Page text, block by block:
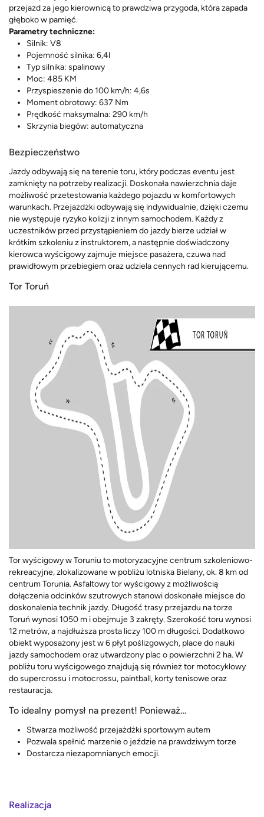
przejazd za jego kierownicą to prawdziwa przygoda, która zapada
głęboko w pamięć.
Parametry techniczne:
Silnik: V8
Pojemność silnika: 6,4l
Typ silnika: spalinowy
Moc: 485 KM
Przyspieszenie do 100 km/h: 4,6s
Moment obrotowy: 637 Nm
Prędkość maksymalna: 290 km/h
Skrzynia biegów: automatyczna
Bezpieczeństwo
Jazdy odbywają się na terenie toru, który podczas eventu jest
zamknięty na potrzeby realizacji. Doskonała nawierzchnia daje
możliwość przetestowania każdego pojazdu w komfortowych
warunkach. Przejażdżki odbywają się indywidualnie, dzięki czemu
nie występuje ryzyko kolizji z innym samochodem. Każdy z
uczestników przed przystąpieniem do jazdy bierze udział w
krótkim szkoleniu z instruktorem, a następnie doświadczony
kierowca wyścigowy zajmuje miejsce pasażera, czuwa nad
prawidłowym przebiegiem oraz udziela cennych rad kierującemu.
Tor Toruń
Tor wyścigowy w Toruniu to motoryzacyjne centrum szkoleniowo-
rekreacyjne, zlokalizowane w pobliżu lotniska Bielany, ok. 8 km od
centrum Torunia. Asfaltowy tor wyścigowy z możliwością
dołączenia odcinków szutrowych stanowi doskonałe miejsce do
doskonalenia technik jazdy. Długość trasy przejazdu na torze
Toruń wynosi 1050 m i obejmuje 3 zakręty. Szerokość toru wynosi
12 metrów, a najdłuższa prosta liczy 100 m długości. Dodatkowo
obiekt wyposażony jest w 6 płyt poślizgowych, place do nauki
jazdy samochodem oraz utwardzony plac o powierzchni 2 ha. W
pobliżu toru wyścigowego znajdują się również tor motocyklowy
do supercrossu i motocrossu, paintball, korty tenisowe oraz
restauracja.
To idealny pomysł na prezent! Ponieważ…
Stwarza możliwość przejażdżki sportowym autem
Pozwala spełnić marzenie o jeździe na prawdziwym torze
Dostarcza niezapomnianych emocji.
Realizacja